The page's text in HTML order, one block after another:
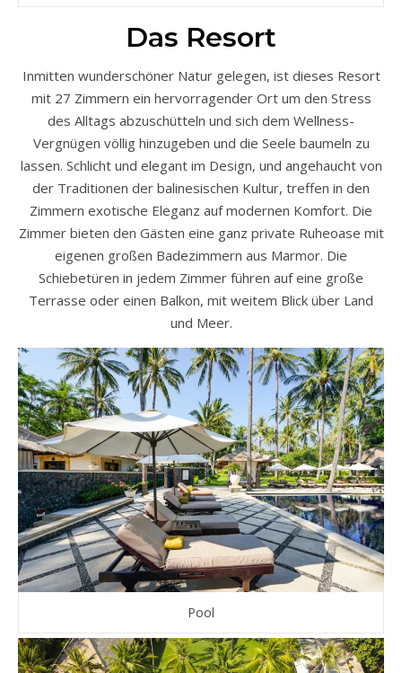
Das Resort
Inmitten wunderschöner Natur gelegen, ist dieses Resort
mit 27 Zimmern ein hervorragender Ort um den Stress
des Alltags abzuschütteln und sich dem Wellness-
Vergnügen völlig hinzugeben und die Seele baumeln zu
lassen. Schlicht und elegant im Design, und angehaucht von
der Traditionen der balinesischen Kultur, treffen in den
Zimmern exotische Eleganz auf modernen Komfort. Die
Zimmer bieten den Gästen eine ganz private Ruheoase mit
eigenen großen Badezimmern aus Marmor. Die
Schiebetüren in jedem Zimmer führen auf eine große
Terrasse oder einen Balkon, mit weitem Blick über Land
und Meer.
Pool